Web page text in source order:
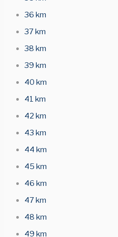
36 km
37 km
38 km
39 km
40 km
41 km
42 km
43 km
44 km
45 km
46 km
47 km
48 km
49 km